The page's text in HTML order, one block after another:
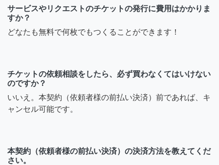
サービスやリクエストのチケットの発行に費用はかかりま
すか？
どなたも無料で何枚でもつくることができます！
チケットの依頼相談をしたら、必ず買わなくてはいけない
のですか？
いいえ。本契約（依頼者様の前払い決済）前であれば、キ
ャンセル可能です。
本契約（依頼者様の前払い決済）の決済方法を教えてくだ
さい。